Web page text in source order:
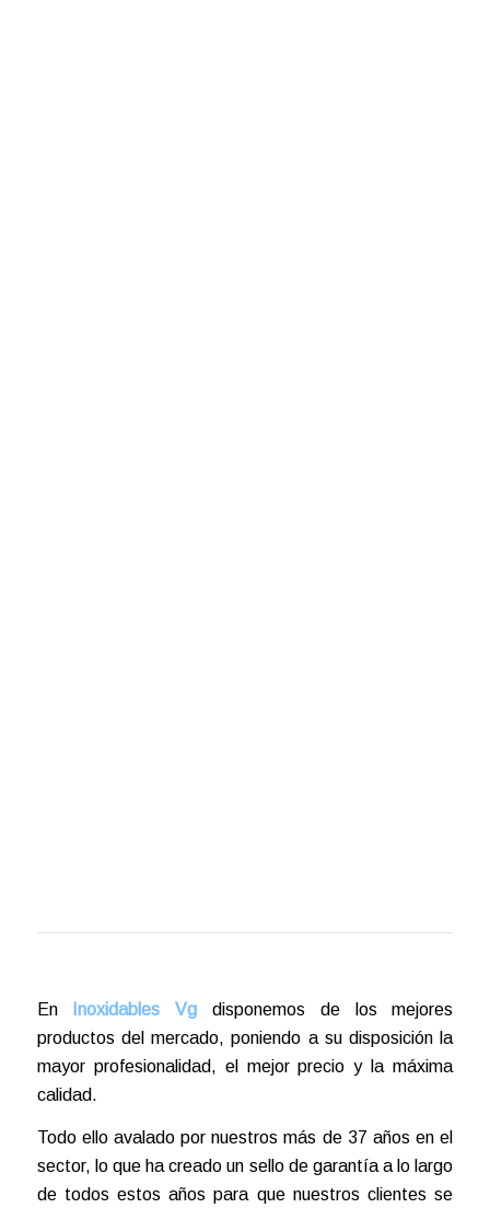
En Inoxidables Vgdisponemos de los mejores
productos del mercado, poniendo a su disposición la
mayor profesionalidad, el mejor precio y la máxima
calidad.
Todo ello avalado por nuestros más de 37 años en el
sector, lo que ha creado un sello de garantía a lo largo
de todos estos años para que nuestros clientes se